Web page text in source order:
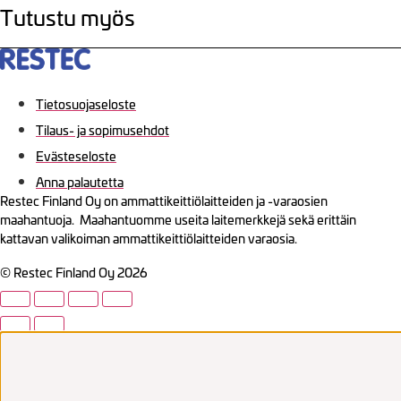
Tutustu myös
Tietosuojaseloste
Tilaus- ja sopimusehdot
Evästeseloste
Anna palautetta
Restec Finland Oy on ammattikeittiölaitteiden ja -varaosien
maahantuoja. Maahantuomme useita laitemerkkejä sekä erittäin
kattavan valikoiman ammattikeittiölaitteiden varaosia.
© Restec Finland Oy 2026